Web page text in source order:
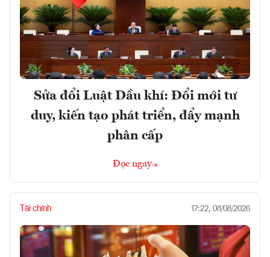
Sửa đổi Luật Dầu khí: Đổi mới tư
duy, kiến tạo phát triển, đẩy mạnh
phân cấp
Đọc ngay
Tài chính 17:22, 08/08/2026